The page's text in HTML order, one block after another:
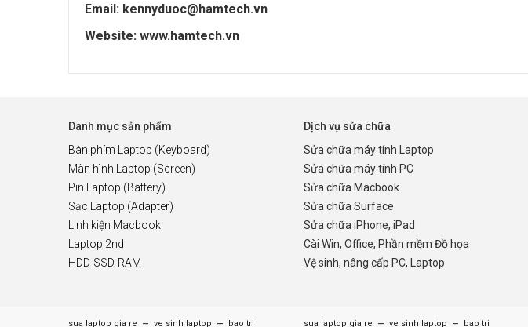
Email: kennyduoc@hamtech.vn
Website: www.hamtech.vn
Danh mục sản phẩm
Bàn phím Laptop (Keyboard)
Màn hình Laptop (Screen)
Pin Laptop (Battery)
Sạc Laptop (Adapter)
Linh kiện Macbook
Laptop 2nd
HDD-SSD-RAM
Dịch vụ sửa chữa
Sửa chữa máy tính Laptop
Sửa chữa máy tính PC
Sửa chữa Macbook
Sửa chữa Surface
Sửa chữa iPhone, iPad
Cài Win, Office, Phần mềm Đồ họa
Vệ sinh, nâng cấp PC, Laptop
sua laptop gia re – ve sinh laptop – bao tri sua laptop gia re – ve sinh laptop – bao tri